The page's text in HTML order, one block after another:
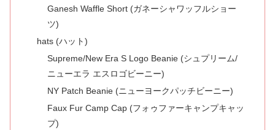
Ganesh Waffle Short (ガネーシャワッフルショー
ツ)
hats (ハット)
Supreme/New Era S Logo Beanie (シュプリーム/
ニューエラ エスロゴビーニー)
NY Patch Beanie (ニューヨークパッチビーニー)
Faux Fur Camp Cap (フォゥファーキャンプキャッ
プ)